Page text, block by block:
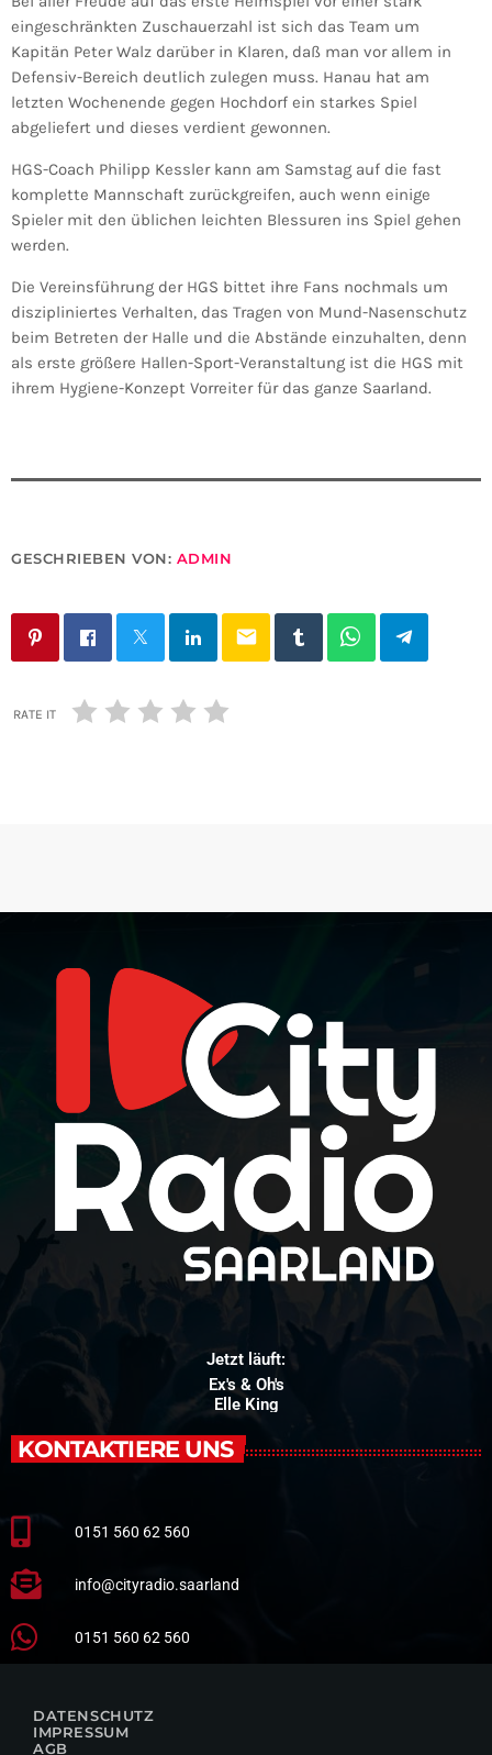
eingeschränkten Zuschauerzahl ist sich das Team um
Kapitän Peter Walz darüber in Klaren, daß man vor allem in
Defensiv-Bereich deutlich zulegen muss. Hanau hat am
letzten Wochenende gegen Hochdorf ein starkes Spiel
abgeliefert und dieses verdient gewonnen.
HGS-Coach Philipp Kessler kann am Samstag auf die fast
komplette Mannschaft zurückgreifen, auch wenn einige
Spieler mit den üblichen leichten Blessuren ins Spiel gehen
werden.
Die Vereinsführung der HGS bittet ihre Fans nochmals um
diszipliniertes Verhalten, das Tragen von Mund-Nasenschutz
beim Betreten der Halle und die Abstände einzuhalten, denn
als erste größere Hallen-Sport-Veranstaltung ist die HGS mit
ihrem Hygiene-Konzept Vorreiter für das ganze Saarland.
GESCHRIEBEN VON: ADMIN
email
RATE IT
Jetzt läuft:
Ex's & Oh's
Elle King
KONTAKTIERE UNS
0151 560 62 560
info@cityradio.saarland
0151 560 62 560
DATENSCHUTZ
IMPRESSUM
AGB